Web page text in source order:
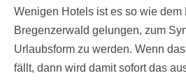
Wenigen Hotels ist es so wie dem
Bregenzerwald gelungen, zum
Urlaubsform zu werden. Wenn
fällt, dann wird damit sofort das